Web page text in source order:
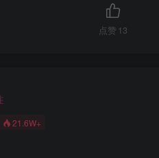
点赞 13
21.6W+